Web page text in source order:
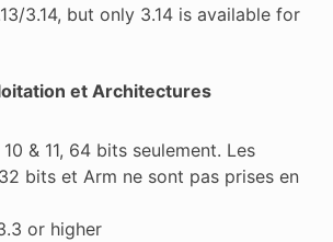
3.14, but only 3.14 is available for
et Architectures
& 11, 64 bits seulement. Les
bits et Arm ne sont pas prises en
or higher